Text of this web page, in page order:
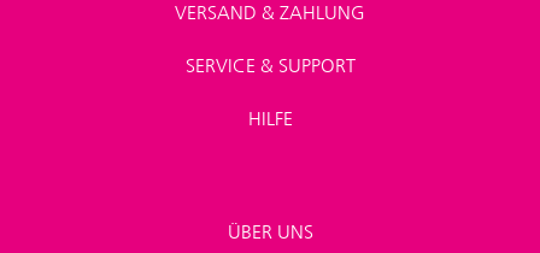
VERSAND & ZAHLUNG
SERVICE & SUPPORT
HILFE
ÜBER UNS